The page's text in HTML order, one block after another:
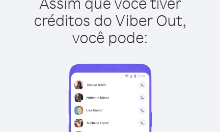
créditos do Viber Out,
você pode: